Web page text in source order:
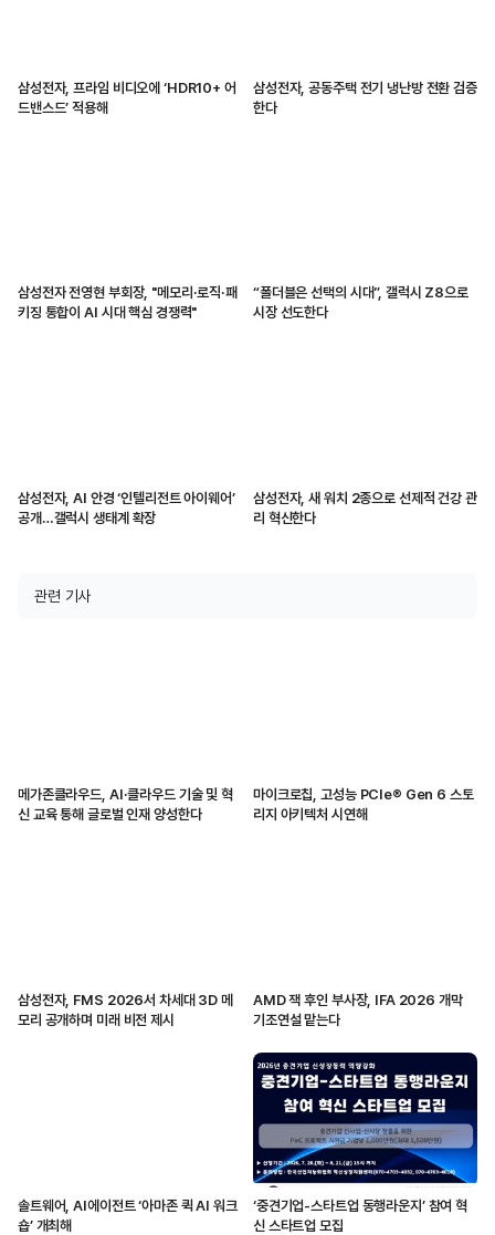
삼성전자, 프라임 비디오에 ‘HDR10+ 어
드밴스드’ 적용해
삼성전자, 공동주택 전기 냉난방 전환 검증
한다
삼성전자 전영현 부회장, "메모리·로직·패
키징 통합이 AI 시대 핵심 경쟁력"
“폴더블은 선택의 시대”, 갤럭시 Z8으로
시장 선도한다
삼성전자, AI 안경 ‘인텔리전트 아이웨어’
공개…갤럭시 생태계 확장
삼성전자, 새 워치 2종으로 선제적 건강 관
리 혁신한다
관련 기사
메가존클라우드, AI·클라우드 기술 및 혁
신 교육 통해 글로벌 인재 양성한다
마이크로칩, 고성능 PCIe® Gen 6 스토
리지 아키텍처 시연해
삼성전자, FMS 2026서 차세대 3D 메
모리 공개하며 미래 비전 제시
AMD 잭 후인 부사장, IFA 2026 개막
기조연설 맡는다
솔트웨어, AI에이전트 ‘아마존 퀵 AI 워크
숍’ 개최해
‘중견기업-스타트업 동행라운지’ 참여 혁
신 스타트업 모집